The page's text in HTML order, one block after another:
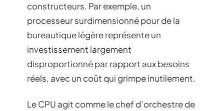
constructeurs. Par exemple, un
processeur surdimensionné pour de la
bureautique légère représente un
investissement largement
disproportionné par rapport aux besoins
réels, avec un coût qui grimpe inutilement.
Le CPU agit comme le chef d’orchestre de